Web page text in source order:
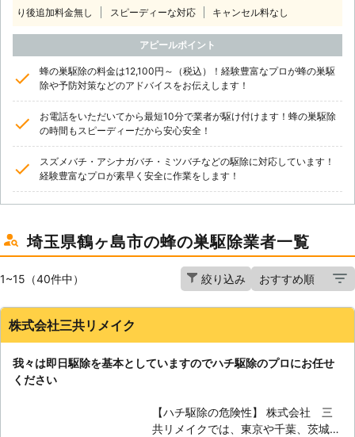
り後追加料金無し
スピーディーな対応 キャンセル料なし
アピールポイント
蜂の巣駆除の料金は12,100円～（税込）！経験豊富なプロが蜂の巣駆
除や予防対策などのアドバイスをお伝えします！
お電話をいただいてから最短10分で業者が駆け付けます！蜂の巣駆除
の時間もスピーディーだから安心安全！
スズメバチ・アシナガバチ・ミツバチなどの駆除に対応しています！
経験豊富なプロが素早く安全に作業をします！
埼玉県鶴ヶ島市の蜂の巣駆除業者一覧
1~15（40件中） 絞り込み
株式会社三共リメイク
我々は即日駆除を基本としていますのでハチ駆除のプロにお任せ
ください
【ハチ駆除の危険性】 株式会社 三
共リメイクでは、東京や千葉、茨城に